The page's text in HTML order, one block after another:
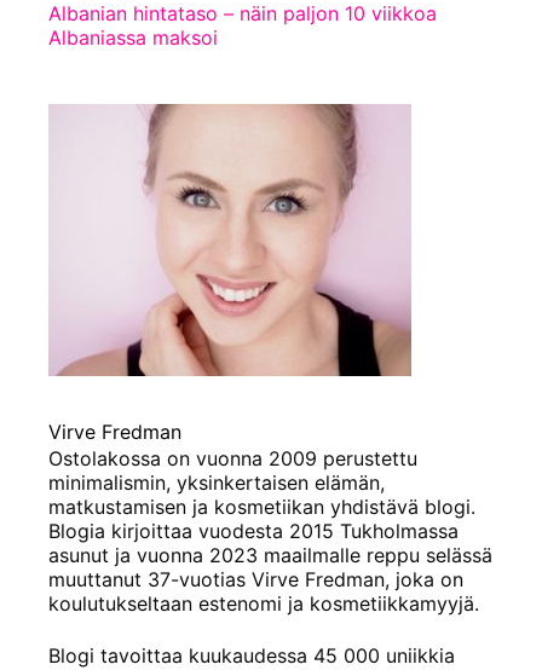
Albanian hintataso – näin paljon 10 viikkoa
Albaniassa maksoi
Virve Fredman
Ostolakossa on vuonna 2009 perustettu
minimalismin, yksinkertaisen elämän,
matkustamisen ja kosmetiikan yhdistävä blogi.
Blogia kirjoittaa vuodesta 2015 Tukholmassa
asunut ja vuonna 2023 maailmalle reppu selässä
muuttanut 37-vuotias Virve Fredman, joka on
koulutukseltaan estenomi ja kosmetiikkamyyjä.
Blogi tavoittaa kuukaudessa 45 000 uniikkia